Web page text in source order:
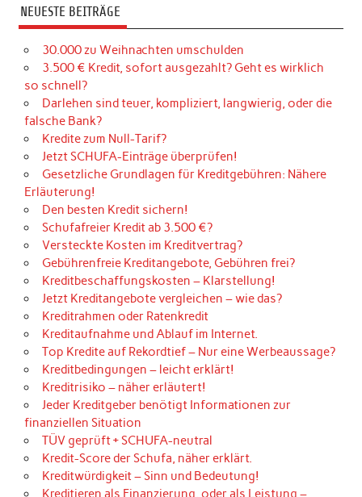
NEUESTE BEITRÄGE
30.000 zu Weihnachten umschulden
3.500 € Kredit, sofort ausgezahlt? Geht es wirklich
so schnell?
Darlehen sind teuer, kompliziert, langwierig, oder die
falsche Bank?
Kredite zum Null-Tarif?
Jetzt SCHUFA-Einträge überprüfen!
Gesetzliche Grundlagen für Kreditgebühren: Nähere
Erläuterung!
Den besten Kredit sichern!
Schufafreier Kredit ab 3.500 €?
Versteckte Kosten im Kreditvertrag?
Gebührenfreie Kreditangebote, Gebühren frei?
Kreditbeschaffungskosten – Klarstellung!
Jetzt Kreditangebote vergleichen – wie das?
Kreditrahmen oder Ratenkredit
Kreditaufnahme und Ablauf im Internet.
Top Kredite auf Rekordtief – Nur eine Werbeaussage?
Kreditbedingungen – leicht erklärt!
Kreditrisiko – näher erläutert!
Jeder Kreditgeber benötigt Informationen zur
finanziellen Situation
TÜV geprüft + SCHUFA-neutral
Kredit-Score der Schufa, näher erklärt.
Kreditwürdigkeit – Sinn und Bedeutung!
Kreditieren als Finanzierung, oder als Leistung –